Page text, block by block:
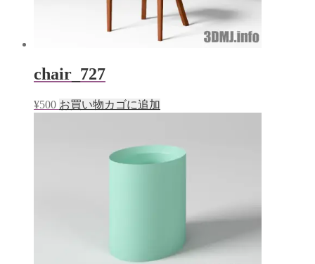
chair_727
¥500 お買い物カゴに追加